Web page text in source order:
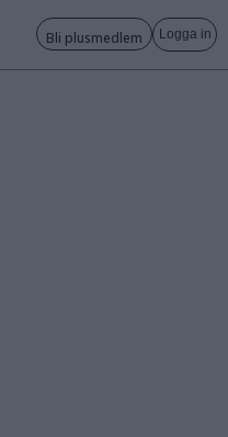
Bli plusmedlem Logga in